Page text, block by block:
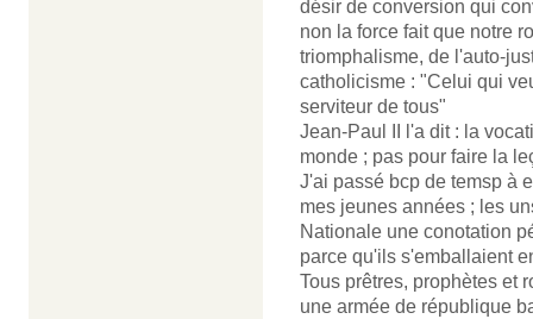
désir de conversion qui
non la force fait que notre
triomphalisme, de l'auto-
catholicisme : "Celui qui
serviteur de tous"
Jean-Paul II l'a dit : la
monde ; pas pour faire la
J'ai passé bcp de temsp à
mes jeunes années ; les
Nationale une conotation
parce qu'ils s'emballaient
Tous prêtres, prophètes et
une armée de république